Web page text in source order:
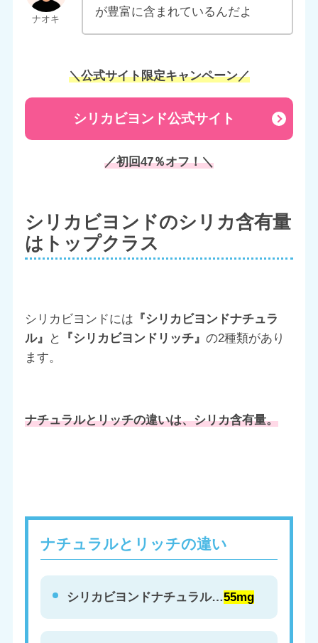
が豊富に含まれているんだよ
＼公式サイト限定キャンペーン／
シリカビヨンド公式サイト
／初回47％オフ！＼
シリカビヨンドのシリカ含有量
はトップクラス
シリカビヨンドには 『シリカビヨンドナチュラ
ル』
と 『シリカビヨンドリッチ』 の2種類があり
ます。
ナチュラルとリッチの違いは、シリカ含有量。
ナチュラルとリッチの違い
シリカビヨンドナチュラル…55mg